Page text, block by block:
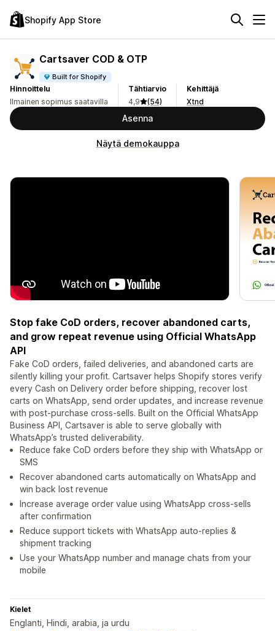
Shopify App Store
Cartsaver COD & OTP
Built for Shopify
Hinnoittelu
Ilmainen sopimus saatavilla
Tähtiarvio
4,9
(54)
Kehittäjä
Xtnd
Asenna
Näytä demokauppa
Stop fake CoD orders, recover abandoned carts,
and grow repeat revenue using Official WhatsApp
API
Fake CoD orders, failed deliveries, and abandoned carts are
silently killing your profit. Cartsaver helps Shopify stores verify
every Cash on Delivery order before shipping, recover lost
carts on WhatsApp, send order updates, and increase revenue
with post-purchase cross-sells. Built on the Official WhatsApp
Business API, Cartsaver is able to serve globally with
WhatsApp’s trusted deliverability.
Reduce fake CoD orders before they ship with WhatsApp or
SMS
Recover abandoned carts automatically on WhatsApp and
win back lost revenue
Increase average order value using WhatsApp cross-sells
after confirmation
Reduce support tickets with WhatsApp auto-replies &
shipment tracking
Use your WhatsApp number and manage chats from your
mobile
Kielet
Englanti, Hindi, arabia, ja urdu